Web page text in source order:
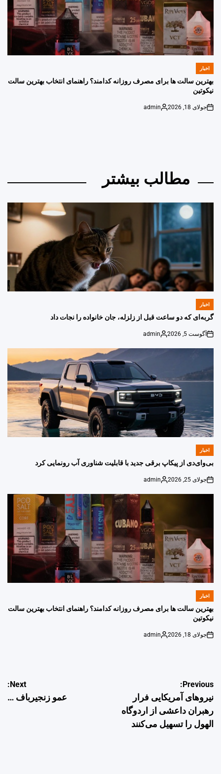
POSTED
اخبار
بهترین سالت ها برای مصرف روزانه کدامند؟ راهنمای انتخاب بهترین سالت
نیکوتین
on
جولای 18, 2026
Posted
admin
مطالب بیشتر
POSTED
IN
اخبار
گربه‌ای که دو ساعت قبل از زلزله، جان خانواده را نجات داد
on
آگوست 5, 2026
Posted
admin
POSTED
اخبار
بی‌وای‌دی از پیکاپ برقی جدید با قابلیت شناوری آب رونمایی کرد
on
جولای 25, 2026
Posted
admin
POSTED
اخبار
بهترین سالت ها برای مصرف روزانه کدامند؟ راهنمای انتخاب بهترین سالت
نیکوتین
on
جولای 18, 2026
Posted
admin
راهبری
نوشته
Previous:
نیروهای آمریکایی فرار
رهبران داعشی از اردوگاه
الهول را تسهیل می‌کنند
Next:
عمو زنجیرباف …